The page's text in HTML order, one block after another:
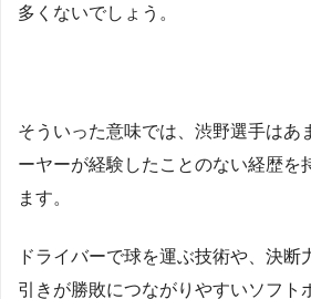
多くないでしょう。
そういった意味では、渋野選手はあ
ーヤーが経験したことのない経歴を
ます。
ドライバーで球を運ぶ技術や、決断
引きが勝敗につながりやすいソフト